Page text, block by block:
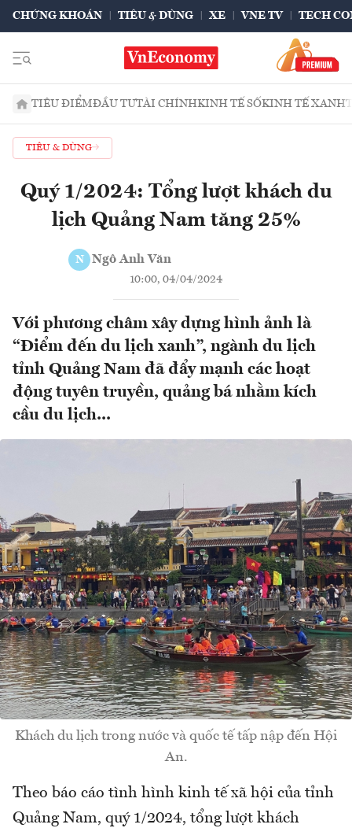
CHỨNG KHOÁN TIÊU & DÙNG XE VNE TV TECH
TIÊU ĐIỂMĐẦU TƯTÀI CHÍNHKINH TẾ SỐKINH TẾ XANH
TIÊU & DÙNG
Quý 1/2024: Tổng lượt khách du
lịch Quảng Nam tăng 25%
N Ngô Anh Văn
10:00, 04/04/2024
Với phương châm xây dựng hình ảnh là
“Điểm đến du lịch xanh”, ngành du lịch
tỉnh Quảng Nam đã đẩy mạnh các hoạt
động tuyên truyền, quảng bá nhằm kích
cầu du lịch...
Khách du lịch trong nước và quốc tế tấp nập đến Hội
An.
Theo báo cáo tình hình kinh tế xã hội của tỉnh
Quảng Nam, quý 1/2024, tổng lượt khách